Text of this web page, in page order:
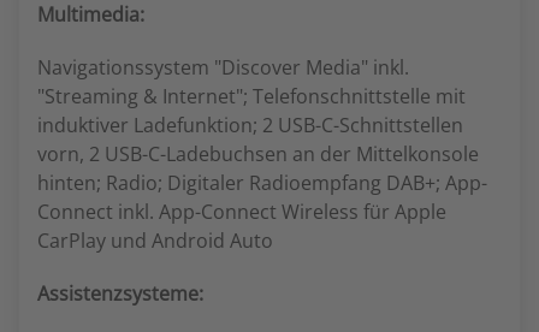
Multimedia:
Navigationssystem "Discover Media" inkl.
"Streaming & Internet"; Telefonschnittstelle mit
induktiver Ladefunktion; 2 USB-C-Schnittstellen
vorn, 2 USB-C-Ladebuchsen an der Mittelkonsole
hinten; Radio; Digitaler Radioempfang DAB+; App-
Connect inkl. App-Connect Wireless für Apple
CarPlay und Android Auto
Assistenzsysteme: